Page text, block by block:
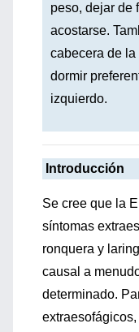
peso, dejar de
acostarse.
cabecera de la
dormir
izquierdo.
Introducción
Se cree que la
síntomas
ronquera y
causal a
determinado.